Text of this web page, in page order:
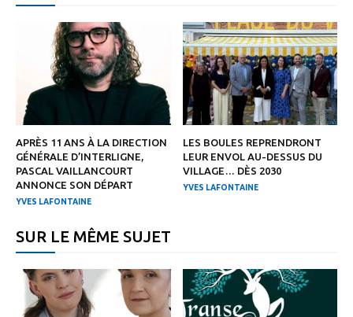
APRÈS 11 ANS À LA DIRECTION
GÉNÉRALE D’INTERLIGNE,
PASCAL VAILLANCOURT
ANNONCE SON DÉPART
YVES LAFONTAINE
LES BOULES REPRENDRONT
LEUR ENVOL AU-DESSUS DU
VILLAGE… DÈS 2030
YVES LAFONTAINE
SUR LE MÊME SUJET